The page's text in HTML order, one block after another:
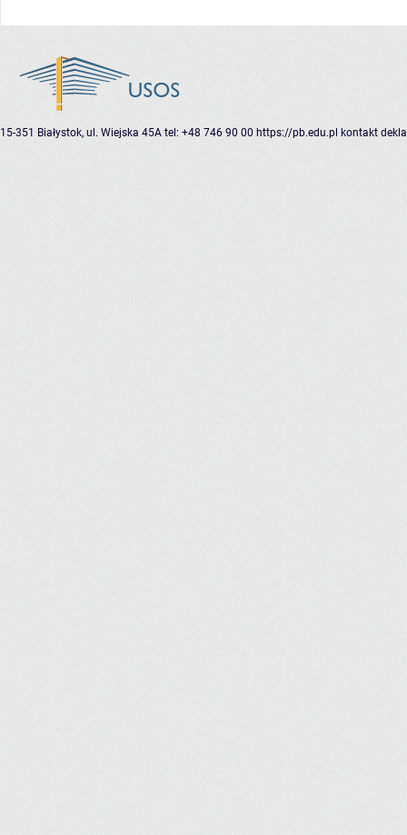
15-351 Białystok, ul. Wiejska 45A tel: +48 746 90 00 https://pb.edu.pl kontakt